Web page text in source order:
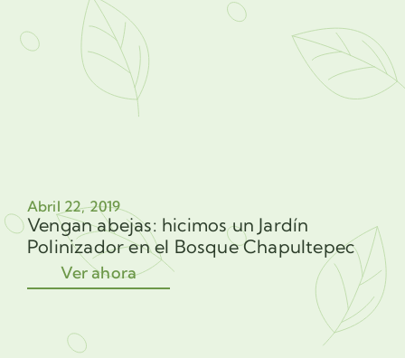
Abril 22, 2019
Vengan abejas: hicimos un Jardín
Polinizador en el Bosque Chapultepec
Ver ahora